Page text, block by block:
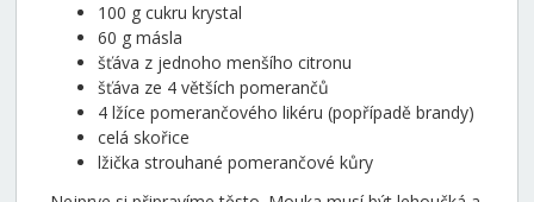
100 g cukru krystal
60 g másla
šťáva z jednoho menšího citronu
šťáva ze 4 větších pomerančů
4 lžíce pomerančového likéru (popřípadě brandy)
celá skořice
lžička strouhané pomerančové kůry